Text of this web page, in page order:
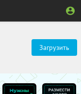
Загрузить